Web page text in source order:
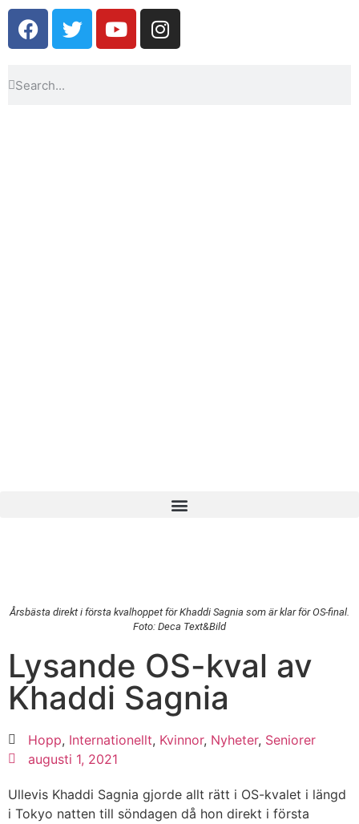
Årsbästa direkt i första kvalhoppet för Khaddi Sagnia som är klar för OS-final.
Foto: Deca Text&Bild
Lysande OS-kval av
Khaddi Sagnia
Hopp, Internationellt, Kvinnor, Nyheter, Seniorer
augusti 1, 2021
Ullevis Khaddi Sagnia gjorde allt rätt i OS-kvalet i längd
i Tokyo natten till söndagen då hon direkt i första